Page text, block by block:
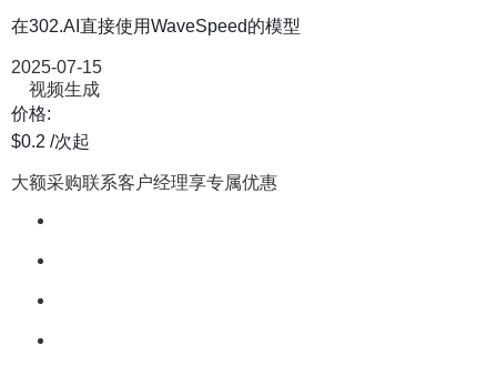
在302.AI直接使用WaveSpeed的模型
2025-07-15
视频生成
价格:
$0.2 /次起
大额采购联系客户经理享专属优惠